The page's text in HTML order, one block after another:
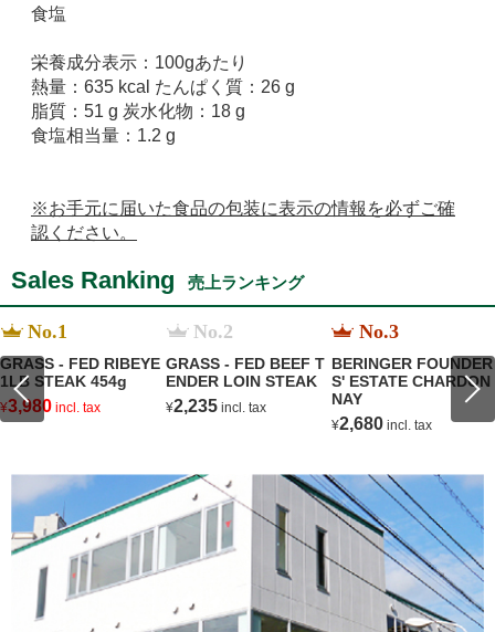
食塩
栄養成分表示：100gあたり
熱量：635 kcal たんぱく質：26 g
脂質：51 g 炭水化物：18 g
食塩相当量：1.2 g
※お手元に届いた食品の包装に表示の情報を必ずご確
認ください。
Sales Ranking 売上ランキング
No.1
GRASS - FED RIBEYE
1LB STEAK 454g
¥3,980 incl. tax
No.2
GRASS - FED BEEF T
ENDER LOIN STEAK
¥2,235 incl. tax
No.3
BERINGER FOUNDER
S' ESTATE CHARDON
NAY
¥2,680 incl. tax